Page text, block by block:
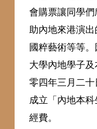
會購票讓同學
助內地來港演
國粹藝術等等
大學內地學子
零四年三月二
成立「內地本
經費。